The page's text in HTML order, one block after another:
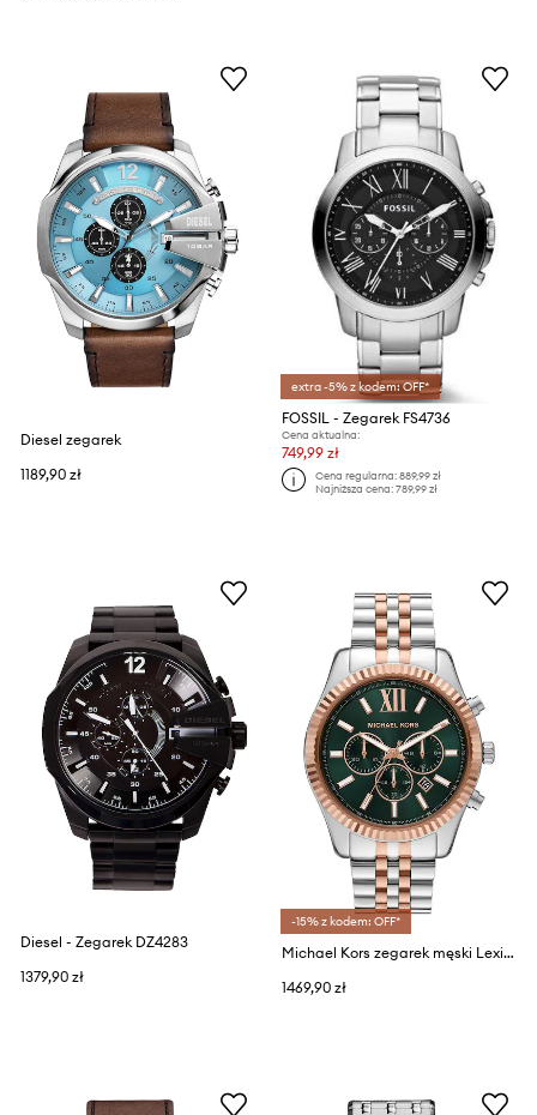
Diesel zegarek
1189,90 zł
extra -5% z kodem: OFF*
FOSSIL - Zegarek FS4736
Cena aktualna:
749,99 zł
Cena regularna:889,99 zł
Najniższa cena:789,99 zł
Diesel - Zegarek DZ4283
1379,90 zł
-15% z kodem: OFF*
Michael Kors zegarek męski Lexington
1469,90 zł